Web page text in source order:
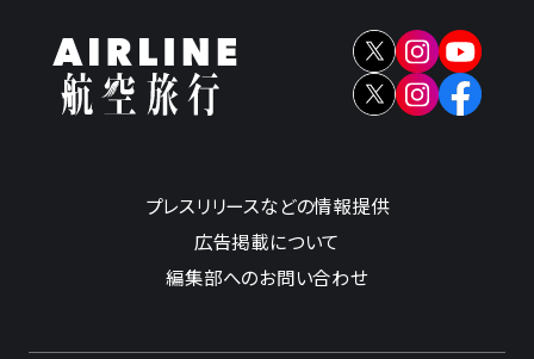
プレスリリースなどの情報提供
広告掲載について
編集部へのお問い合わせ